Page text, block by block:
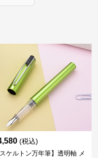
(税込)
スケルトン万年筆】透明軸 メ